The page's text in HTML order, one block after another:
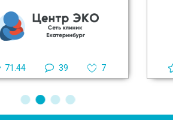
71.44 39 7